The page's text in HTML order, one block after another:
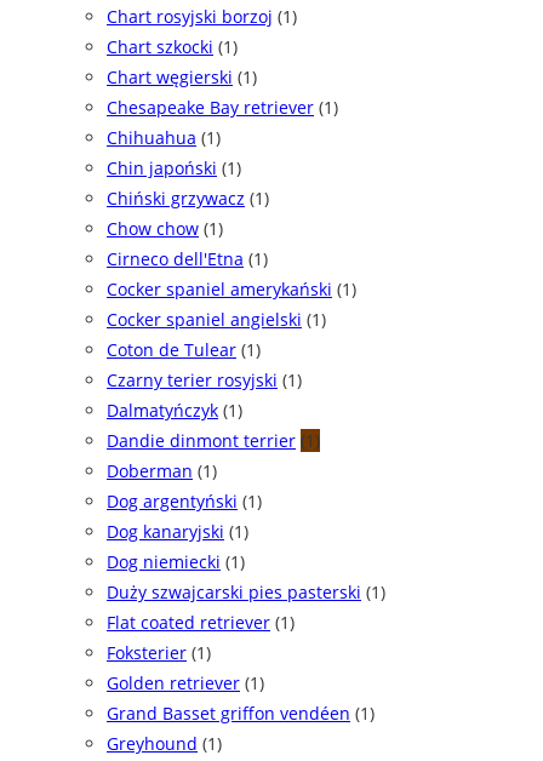
Chart rosyjski borzoj (1)
Chart szkocki (1)
Chart węgierski (1)
Chesapeake Bay retriever (1)
Chihuahua (1)
Chin japoński (1)
Chiński grzywacz (1)
Chow chow (1)
Cirneco dell'Etna (1)
Cocker spaniel amerykański (1)
Cocker spaniel angielski (1)
Coton de Tulear (1)
Czarny terier rosyjski (1)
Dalmatyńczyk (1)
Dandie dinmont terrier (1)
Doberman (1)
Dog argentyński (1)
Dog kanaryjski (1)
Dog niemiecki (1)
Duży szwajcarski pies pasterski (1)
Flat coated retriever (1)
Foksterier (1)
Golden retriever (1)
Grand Basset griffon vendéen (1)
Greyhound (1)